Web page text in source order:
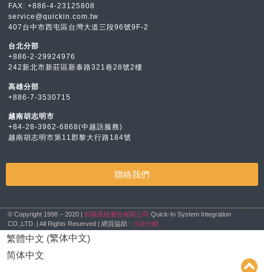
FAX: +886-4-23125808
service@quickin.com.tw
407台中市西屯區台灣大道三段96號9F-2
台北分部
+886-2-29924976
242新北市新莊區新泰路321巷28號2樓
高雄分部
+886-7-3530715
越南胡志明市
+84-28-3962-6868(中越語服務)
越南胡志明市第11郡黎大行路184號
聯絡我們
© Copyright 1998 – 2020 |鈞陽系統整合有限公司 Quick-In System Integration
CO.,LTD. | All Rights Reserved | 網頁協助 :小訣行銷
繁體中文 (繁体中文)
简体中文